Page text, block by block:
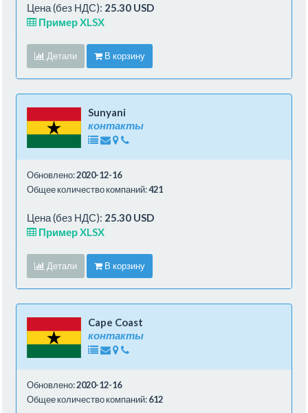
Цена (без НДС): 25.30 USD
Пример XLSX
Детали В корзину
Sunyani
контакты
Обновлено:2020-12-16
Общее количество компаний:421
Цена (без НДС): 25.30 USD
Пример XLSX
Детали В корзину
Cape Coast
контакты
Обновлено:2020-12-16
Общее количество компаний:612